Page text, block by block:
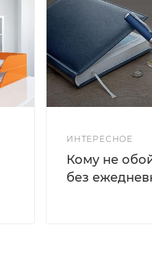
ИНТЕРЕСНОЕ
Кому не
без